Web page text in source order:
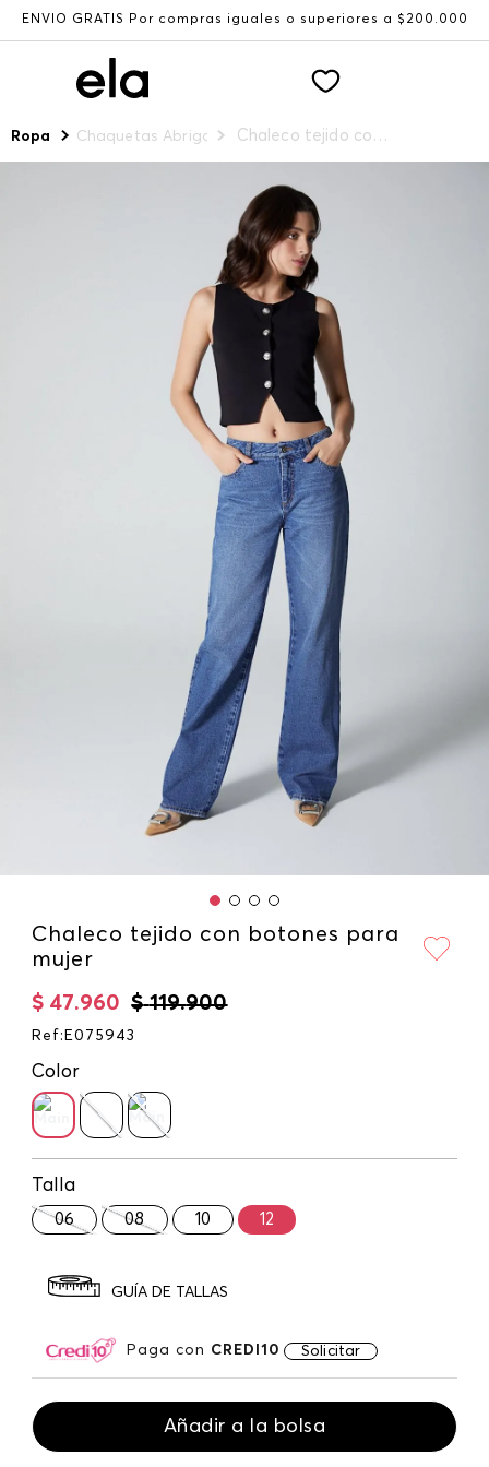
ENVÍO GRATIS Por compras iguales o superiores a $200.000
Ropa Chaquetas Abrigos y Chalecos Chaleco tejido con botones para mujer
Chaleco tejido con botones para
mujer
$ 119.900
$ 47.960
Ref : E075943
Color
Talla
06 08 10 12
GUÍA DE TALLAS
Paga con CREDI10 Solicitar
Añadir a la bolsa